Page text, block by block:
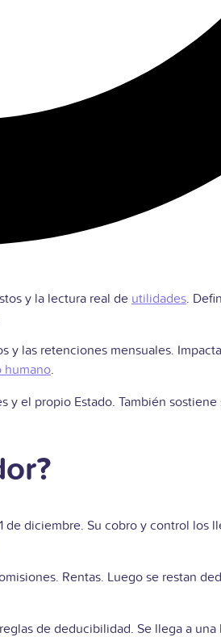
y la lectura real de utilidades.
y las retenciones mensuales.
humano.
el propio Estado. También
de diciembre. Su cobro y control los
Rentas. Luego se restan
de deducibilidad. Se llega a